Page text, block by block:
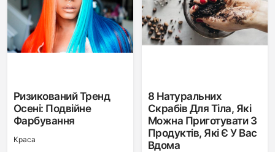
Ризикований Тренд
Осені: Подвійне
Фарбування
Краса
8 Натуральних
Скрабів Для Тіла, Які
Можна Приготувати З
Продуктів, Які Є У Вас
Вдома